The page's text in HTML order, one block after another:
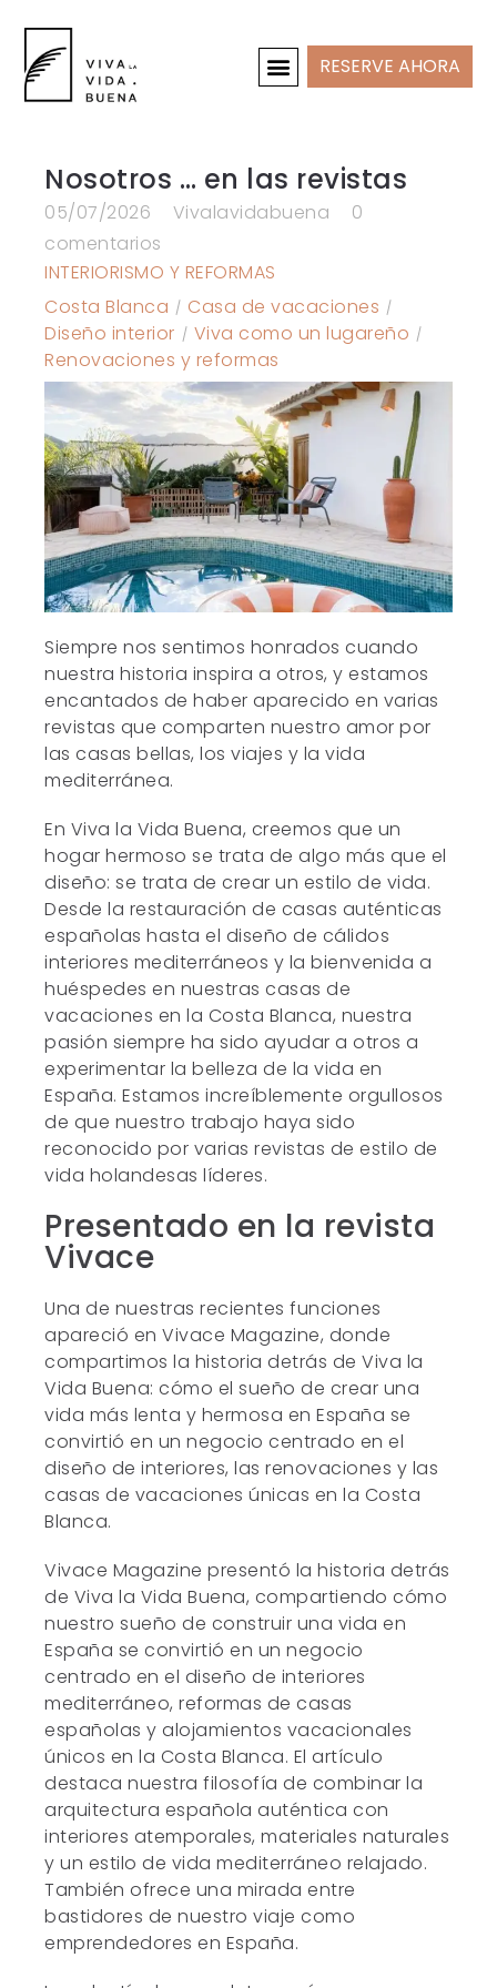
RESERVE AHORA
Nosotros … en las revistas
05/07/2026 Vivalavidabuena
0
comentarios
INTERIORISMO Y REFORMAS
Costa Blanca
Casa de vacaciones
Diseño interior
Viva como un lugareño
Renovaciones y reformas
Siempre nos sentimos honrados cuando
nuestra historia inspira a otros, y estamos
encantados de haber aparecido en varias
revistas que comparten nuestro amor por
las casas bellas, los viajes y la vida
mediterránea.
En Viva la Vida Buena, creemos que un
hogar hermoso se trata de algo más que el
diseño: se trata de crear un estilo de vida.
Desde la restauración de casas auténticas
españolas hasta el diseño de cálidos
interiores mediterráneos y la bienvenida a
huéspedes en nuestras casas de
vacaciones en la Costa Blanca, nuestra
pasión siempre ha sido ayudar a otros a
experimentar la belleza de la vida en
España. Estamos increíblemente orgullosos
de que nuestro trabajo haya sido
reconocido por varias revistas de estilo de
vida holandesas líderes.
Presentado en la revista
Vivace
Una de nuestras recientes funciones
apareció en Vivace Magazine, donde
compartimos la historia detrás de Viva la
Vida Buena: cómo el sueño de crear una
vida más lenta y hermosa en España se
convirtió en un negocio centrado en el
diseño de interiores, las renovaciones y las
casas de vacaciones únicas en la Costa
Blanca.
Vivace Magazine presentó la historia detrás
de Viva la Vida Buena, compartiendo cómo
nuestro sueño de construir una vida en
España se convirtió en un negocio
centrado en el diseño de interiores
mediterráneo, reformas de casas
españolas y alojamientos vacacionales
únicos en la Costa Blanca. El artículo
destaca nuestra filosofía de combinar la
arquitectura española auténtica con
interiores atemporales, materiales naturales
y un estilo de vida mediterráneo relajado.
También ofrece una mirada entre
bastidores de nuestro viaje como
emprendedores en España.